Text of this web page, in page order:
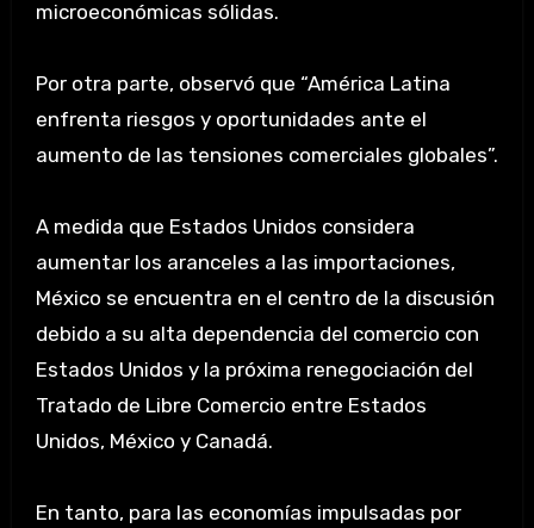
microeconómicas sólidas.
Por otra parte, observó que “América Latina
enfrenta riesgos y oportunidades ante el
aumento de las tensiones comerciales globales”.
A medida que Estados Unidos considera
aumentar los aranceles a las importaciones,
México se encuentra en el centro de la discusión
debido a su alta dependencia del comercio con
Estados Unidos y la próxima renegociación del
Tratado de Libre Comercio entre Estados
Unidos, México y Canadá.
En tanto, para las economías impulsadas por